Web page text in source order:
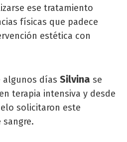
ese tratamiento
físicas que padece
estética con
algunos días Silvina se
terapia intensiva y desde
solicitaron este
sangre.